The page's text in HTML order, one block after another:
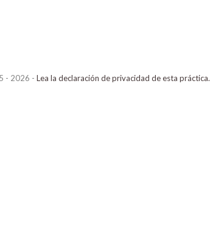
- 2026 - Lea la declaración de privacidad de esta práctica.